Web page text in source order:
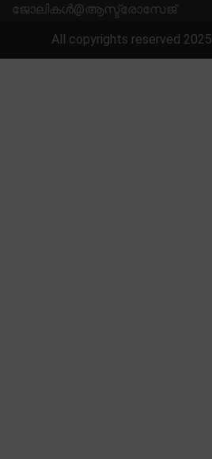
ജോലികൾ@ആസ്ട്രോസേജ്
All copyrights reserved 2025